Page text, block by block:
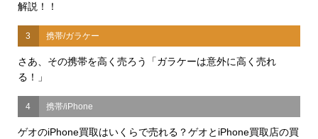
解説！！
3 携帯/ガラケー
さあ、その携帯を高く売ろう「ガラケーは意外に高く売れ
る！」
4 携帯/iPhone
ゲオのiPhone買取はいくらで売れる？ゲオとiPhone買取店の買